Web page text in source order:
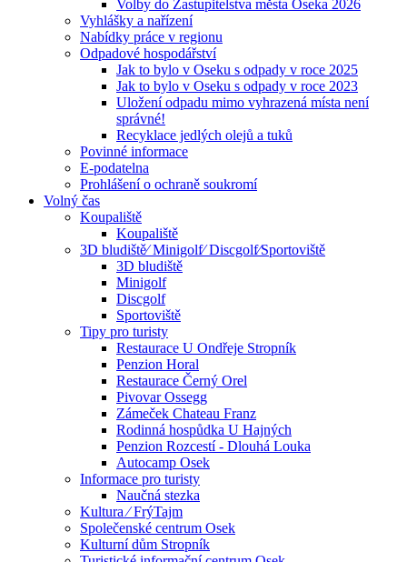
Volby do Zastupitelstva města Oseka 2026
Vyhlášky a nařízení
Nabídky práce v regionu
Odpadové hospodářství
Jak to bylo v Oseku s odpady v roce 2025
Jak to bylo v Oseku s odpady v roce 2023
Uložení odpadu mimo vyhrazená místa není
správné!
Recyklace jedlých olejů a tuků
Povinné informace
E-podatelna
Prohlášení o ochraně soukromí
Volný čas
Koupaliště
Koupaliště
3D bludiště⁄ Minigolf⁄ Discgolf⁄Sportoviště
3D bludiště
Minigolf
Discgolf
Sportoviště
Tipy pro turisty
Restaurace U Ondřeje Stropník
Penzion Horal
Restaurace Černý Orel
Pivovar Ossegg
Zámeček Chateau Franz
Rodinná hospůdka U Hajných
Penzion Rozcestí - Dlouhá Louka
Autocamp Osek
Informace pro turisty
Naučná stezka
Kultura ⁄ FrýTajm
Společenské centrum Osek
Kulturní dům Stropník